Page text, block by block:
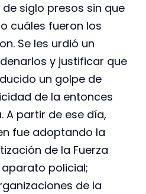
siglo presos sin que
cuáles fueron los
Se les urdió un
y justificar que
un golpe de
de la entonces
A partir de ese día,
fue adoptando la
de la Fuerza
policial;
de la